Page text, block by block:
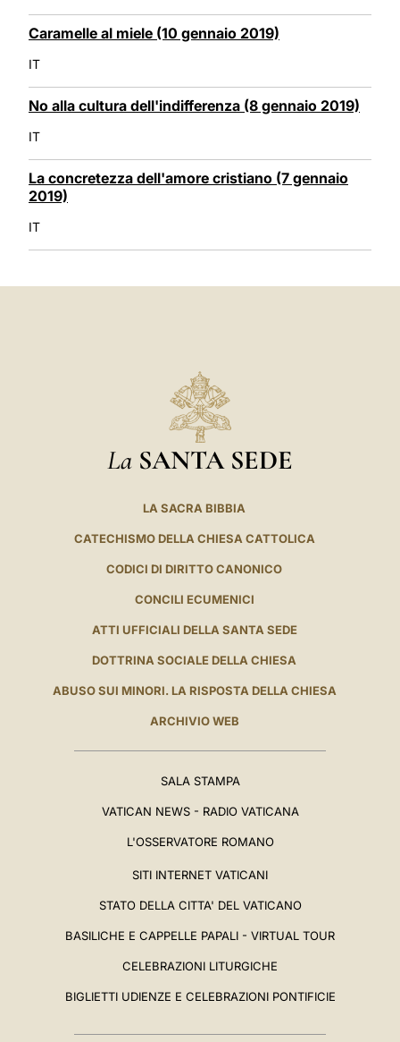
Caramelle al miele (10 gennaio 2019)
IT
No alla cultura dell'indifferenza (8 gennaio 2019)
IT
La concretezza dell'amore cristiano (7 gennaio
2019)
IT
La SANTA SEDE
LA SACRA BIBBIA
CATECHISMO DELLA CHIESA CATTOLICA
CODICI DI DIRITTO CANONICO
CONCILI ECUMENICI
ATTI UFFICIALI DELLA SANTA SEDE
DOTTRINA SOCIALE DELLA CHIESA
ABUSO SUI MINORI. LA RISPOSTA DELLA CHIESA
ARCHIVIO WEB
SALA STAMPA
VATICAN NEWS - RADIO VATICANA
L'OSSERVATORE ROMANO
SITI INTERNET VATICANI
STATO DELLA CITTA' DEL VATICANO
BASILICHE E CAPPELLE PAPALI - VIRTUAL TOUR
CELEBRAZIONI LITURGICHE
BIGLIETTI UDIENZE E CELEBRAZIONI PONTIFICIE